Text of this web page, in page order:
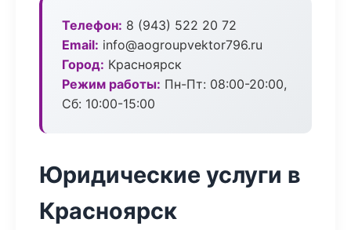
Телефон: 8 (943) 522 20 72
Email: info@aogroupvektor796.ru
Город: Красноярск
Режим работы: Пн-Пт: 08:00-20:00,
Сб: 10:00-15:00
Юридические услуги в
Красноярск